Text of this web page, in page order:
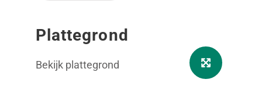
Plattegrond
Bekijk plattegrond